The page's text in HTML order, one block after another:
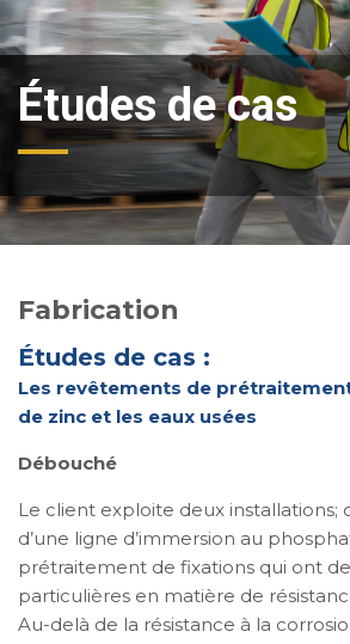
Études de cas
Fabrication
Études de cas :
Les revêtements de
de zinc et les eaux usées
Débouché
Le client exploite deux installations;
d’une ligne d’immersion au
prétraitement de fixations qui ont
particulières en matière de
Au-delà de la résistance à la